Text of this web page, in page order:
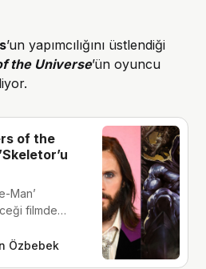
’un yapımcılığını üstlendiği
the Universe’ün oyuncu
of the
Man’
filmde
Özbebek